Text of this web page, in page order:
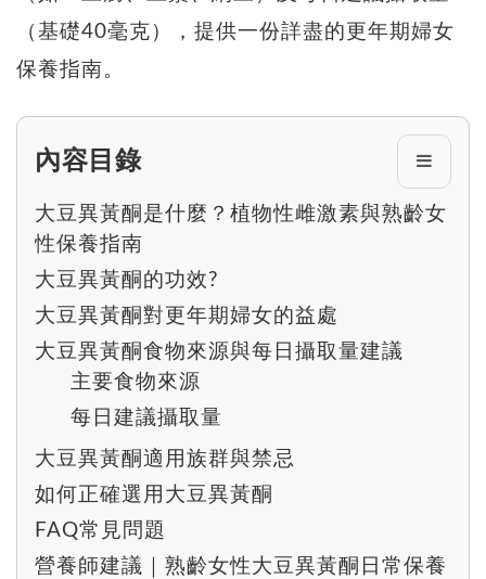
（基礎40毫克），提供一份詳盡的更年期婦女
保養指南。
內容目錄
大豆異黃酮是什麼？植物性雌激素與熟齡女
性保養指南
大豆異黃酮的功效?
大豆異黃酮對更年期婦女的益處
大豆異黃酮食物來源與每日攝取量建議
主要食物來源
每日建議攝取量
大豆異黃酮適用族群與禁忌
如何正確選用大豆異黃酮
FAQ常見問題
營養師建議｜熟齡女性大豆異黃酮日常保養